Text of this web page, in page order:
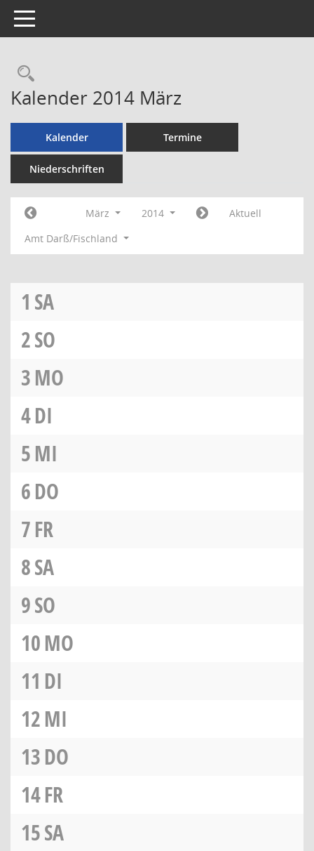
Toggle navigation
Rechercheauswahl
Kalender 2014 März
Kalender Termine
Niederschriften
März 2014
Aktuell
Amt Darß/Fischland
1 SA
2SO
3MO
4DI
5MI
6DO
7FR
8SA
9SO
10MO
11 DI
12MI
13DO
14FR
15SA